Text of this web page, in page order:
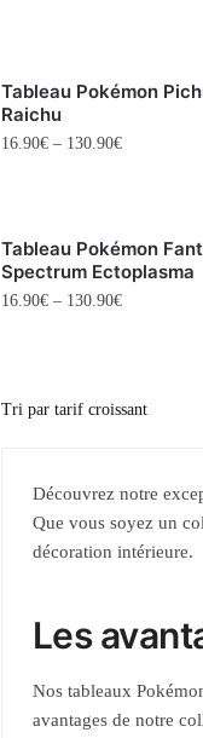
Tableau Pokémon
Raichu
16.90€– 130.90€
Tableau Pokémon
Spectrum Ectoplasma
16.90€– 130.90€
Découvrez notre
Que vous soyez un
décoration intérieure.
Les
Nos tableaux
avantages de notre